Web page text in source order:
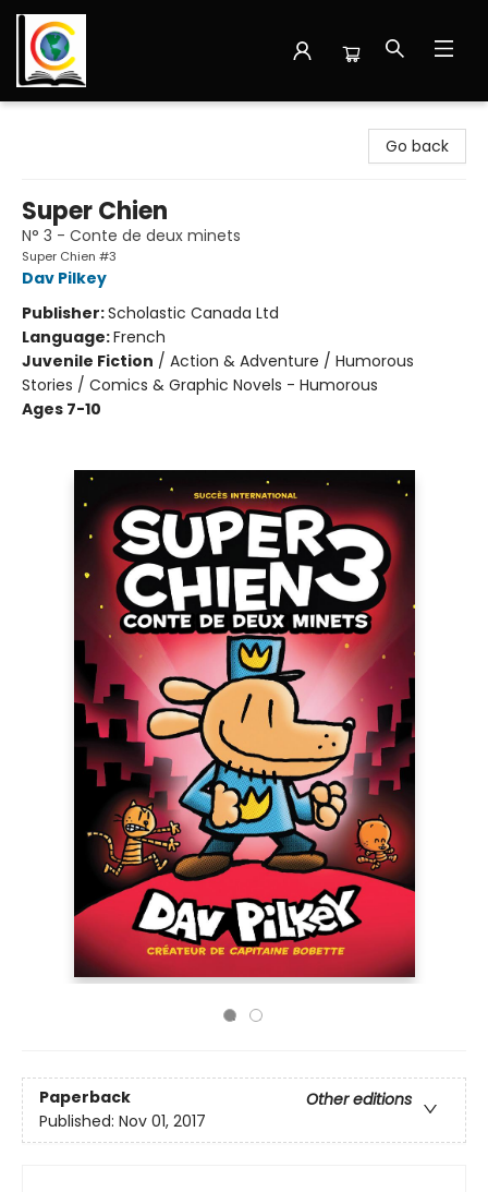
Go back
Super Chien
N° 3 - Conte de deux minets
Super Chien #3
Dav Pilkey
Publisher:Scholastic Canada Ltd
Language:French
Juvenile Fiction / Action & Adventure / Humorous
Stories / Comics & Graphic Novels - Humorous
Ages 7-10
Paperback
Other editions
Published: Nov 01, 2017